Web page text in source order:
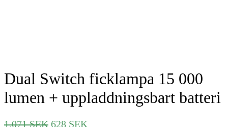
Dual Switch ficklampa 15 000
lumen + uppladdningsbart batteri
1.071SEK Det
628 SEK